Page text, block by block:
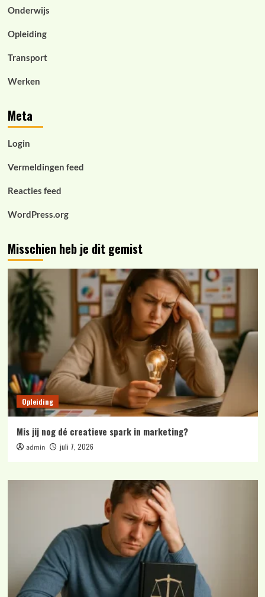
Onderwijs
Opleiding
Transport
Werken
Meta
Login
Vermeldingen feed
Reacties feed
WordPress.org
Misschien heb je dit gemist
Opleiding
Mis jij nog dé creatieve spark in marketing?
admin juli 7, 2026